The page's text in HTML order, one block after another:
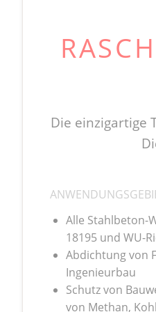
Die einzigartige
Alle Stahlbeton-
18195 und WU-
Abdichtung von
Ingenieurbau
Schutz von
von Methan,